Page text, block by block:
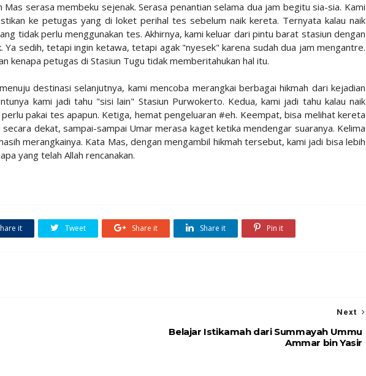
Mas serasa membeku sejenak. Serasa penantian selama dua jam begitu sia-sia. Kami
ke petugas yang di loket perihal tes sebelum naik kereta. Ternyata kalau naik
tidak perlu menggunakan tes. Akhirnya, kami keluar dari pintu barat stasiun dengan
Ya sedih, tetapi ingin ketawa, tetapi agak "nyesek" karena sudah dua jam mengantre.
kenapa petugas di Stasiun Tugu tidak memberitahukan hal itu.
destinasi selanjutnya, kami mencoba merangkai berbagai hikmah dari kejadian
kami jadi tahu "sisi lain" Stasiun Purwokerto. Kedua, kami jadi tahu kalau naik
pakai tes apapun. Ketiga, hemat pengeluaran #eh. Keempat, bisa melihat kereta
dekat, sampai-sampai Umar merasa kaget ketika mendengar suaranya. Kelima
merangkainya. Kata Mas, dengan mengambil hikmah tersebut, kami jadi bisa lebih
yang telah Allah rencanakan.
it Tweet Share it Share it Pin it
Next
Belajar Istikamah dari Summayah Ummu
Ammar bin Yasir